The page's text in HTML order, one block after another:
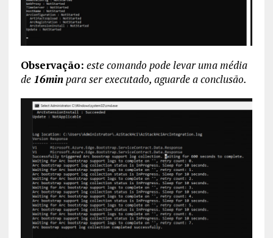
Observação: este comando pode levar uma média
de 16minpara ser executado, aguarde a conclusão.